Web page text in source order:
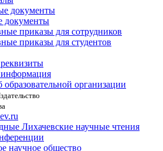
документы
документы
приказы для сотрудников
приказы для студентов
информация
образовательной организации
Лихачевские научные чтения
научное общество